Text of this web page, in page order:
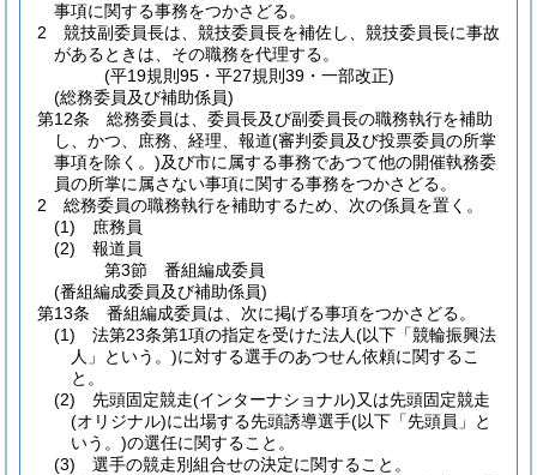
事項に関する事務をつかさどる。
2
競技副委員長は、競技委員長を補佐し、競技委員長に事故
があるときは、その職務を代理する。
(平19規則95・平27規則39・一部改正)
(総務委員及び補助係員)
第12条
総務委員は、委員長及び副委員長の職務執行を補助
し、かつ、庶務、経理、報道(審判委員及び投票委員の所掌
事項を除く。)及び市に属する事務であつて他の開催執務委
員の所掌に属さない事項に関する事務をつかさどる。
2
総務委員の職務執行を補助するため、次の係員を置く。
(1)
庶務員
(2)
報道員
第3節
番組編成委員
(番組編成委員及び補助係員)
第13条
番組編成委員は、次に掲げる事項をつかさどる。
(1)
法第23条第1項の指定を受けた法人(以下「競輪振興法
人」という。)に対する選手のあつせん依頼に関するこ
と。
(2)
先頭固定競走(インターナショナル)又は先頭固定競走
(オリジナル)に出場する先頭誘導選手(以下「先頭員」と
いう。)の選任に関すること。
(3)
選手の競走別組合せの決定に関すること。